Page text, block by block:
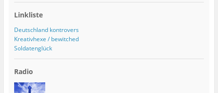
Linkliste
Deutschland kontrovers
Kreativhexe / bewitched
Soldatenglück
Radio